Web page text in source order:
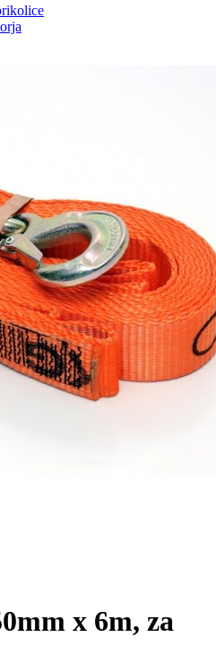
x 6m, za